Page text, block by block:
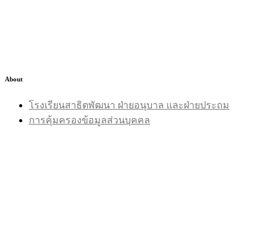
About
โรงเรียนสาธิตพัฒนา ฝ่ายอนุบาล และฝ่ายประถม
การคุ้มครองข้อมูลส่วนบุคคล